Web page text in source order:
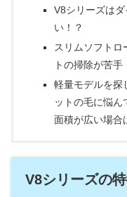
V8シリーズは
い！？
スリムソフトロ
トの掃除が苦手
軽量モデルを探
ットの毛に悩ん
面積が広い場合
V8シリーズの